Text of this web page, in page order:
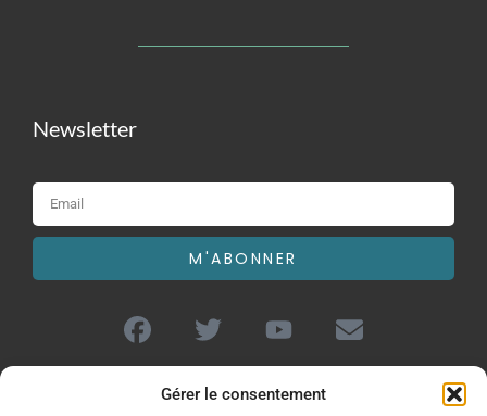
Gérer le consentement
Newsletter
M'ABONNER